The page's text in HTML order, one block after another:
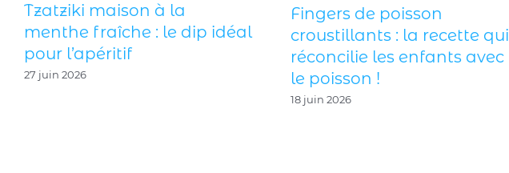
Tzatziki maison à la
menthe fraîche : le dip idéal
pour l’apéritif
27 juin 2026
Fingers de poisson
croustillants : la recette qui
réconcilie les enfants avec
le poisson !
18 juin 2026